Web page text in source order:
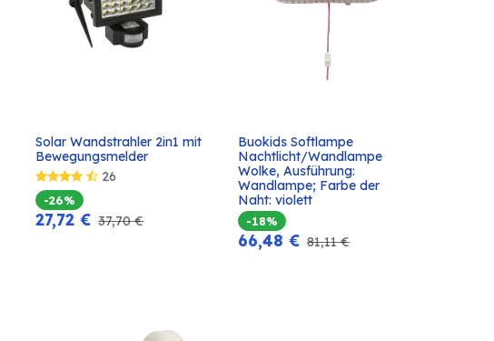
In den
Warenkorb
Solar Wandstrahler 2in1 mit
Bewegungsmelder
26
-26%
27,72 € 37,70€
In den
Warenkorb
Buokids Softlampe
Nachtlicht/Wandlampe
Wolke, Ausführung:
Wandlampe; Farbe der
Naht: violett
-18%
66,48 € 81,11€